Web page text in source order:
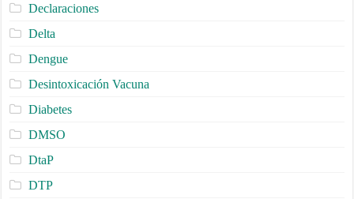
Declaraciones
Delta
Dengue
Desintoxicación Vacuna
Diabetes
DMSO
DtaP
DTP